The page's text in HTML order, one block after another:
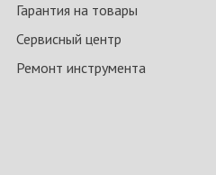
Гарантия на товары
Сервисный центр
Ремонт инструмента